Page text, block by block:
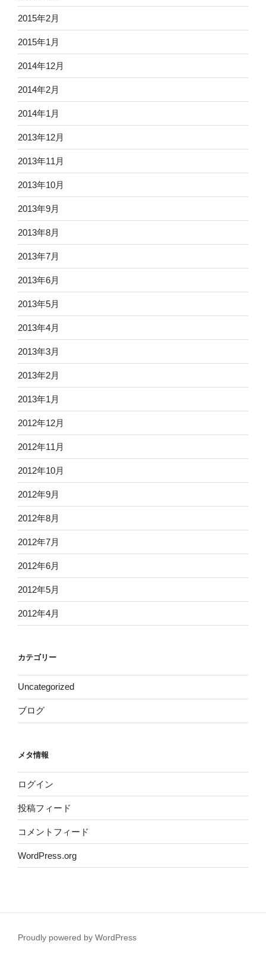
2015年2月
2015年1月
2014年12月
2014年2月
2014年1月
2013年12月
2013年11月
2013年10月
2013年9月
2013年8月
2013年7月
2013年6月
2013年5月
2013年4月
2013年3月
2013年2月
2013年1月
2012年12月
2012年11月
2012年10月
2012年9月
2012年8月
2012年7月
2012年6月
2012年5月
2012年4月
カテゴリー
Uncategorized
ブログ
メタ情報
ログイン
投稿フィード
コメントフィード
WordPress.org
Proudly powered by WordPress